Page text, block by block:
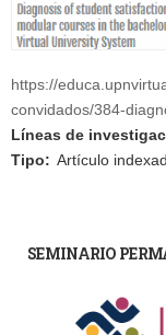
https://
convidados/384-
Líneas de
Tipo: Artículo
SEMINARIO